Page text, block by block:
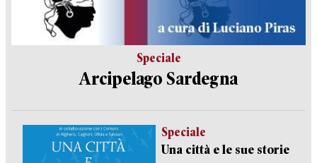
Speciale
Arcipelago Sardegna
Speciale
Una città e le sue storie